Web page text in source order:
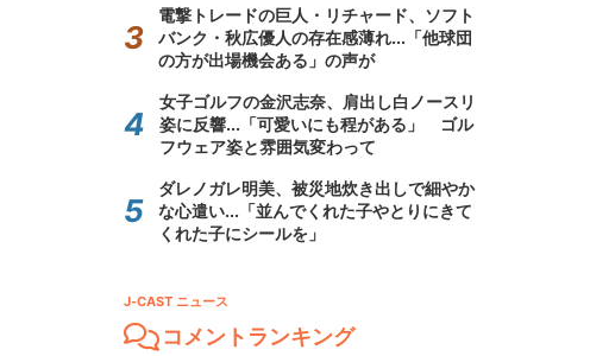
電撃トレードの巨人・リチャード、ソフト
バンク・秋広優人の存在感薄れ...「他球団
の方が出場機会ある」の声が
女子ゴルフの金沢志奈、肩出し白ノースリ
姿に反響...「可愛いにも程がある」 ゴル
フウェア姿と雰囲気変わって
ダレノガレ明美、被災地炊き出しで細やか
な心遣い...「並んでくれた子やとりにきて
くれた子にシールを」
J-CAST ニュース
コメントランキング